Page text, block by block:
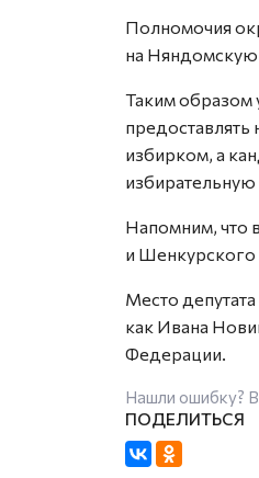
Полномочия
на
Таким образом
избирком, а
Напомним, что
и Шенкурского
Место
как Ивана
Федерации.
Нашли ошибку?